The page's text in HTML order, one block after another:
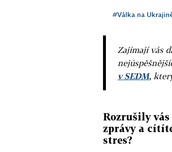
#Válka na
Zajímají vás
v SEDM,
Rozrušily vás
zprávy a
stres?